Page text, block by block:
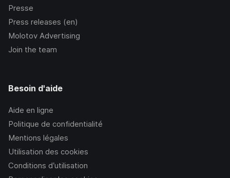
Presse
Press releases (en)
Molotov Advertising
Join the team
Besoin d'aide
Aide en ligne
Politique de confidentialité
Mentions légales
Utilisation des cookies
Conditions d’utilisation